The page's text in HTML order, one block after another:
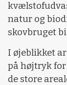
natur og
skovbruget
I øjeblikket
på højtryk
de store